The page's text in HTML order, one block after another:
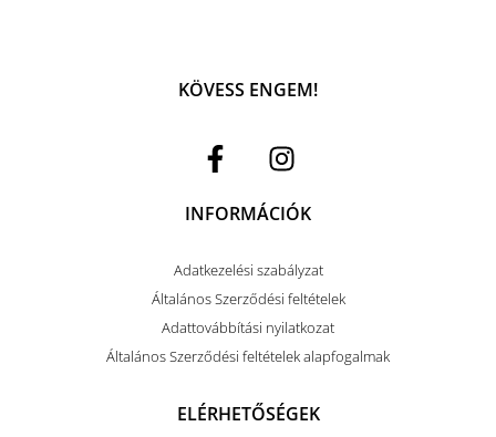
KÖVESS ENGEM!
INFORMÁCIÓK
Adatkezelési szabályzat
Általános Szerződési feltételek
Adattovábbítási nyilatkozat
Általános Szerződési feltételek alapfogalmak
ELÉRHETŐSÉGEK